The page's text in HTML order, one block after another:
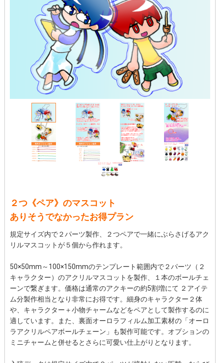
２つ《ペア》のマスコット
ありそうでなかったお得プラン
規定サイズ内で２パーツ製作、２つペアで一緒にぶらさげるアク
リルマスコットが５個から作れます。
50×50mm～100×150mmのテンプレート範囲内で２パーツ（２
キャラクター）のアクリルマスコットを製作、１本のボールチェ
ーンで繋ぎます。価格は通常のアクキーの約5割増にて ２アイテ
ム分製作相当となり非常にお得です。細身のキャラクター２体
や、キャラクター＋小物チャームなどをペアとして製作するのに
適しています。また、裏面オーロラフィルム加工素材の「オーロ
ラアクリルペアボールチェーン」も製作可能です。オプションの
ミニチャームと併せるとさらに可愛い仕上がりとなります。